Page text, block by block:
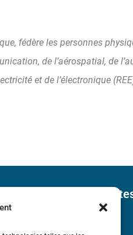
fédère les personnes
de l’aérospatial, de
et de l’électronique
des